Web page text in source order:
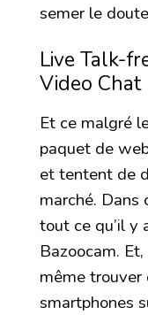
semer le
Live Talk-
Video Chat
Et ce malgré
paquet de
et tentent de
marché. Dans
tout ce qu’il y
Bazoocam.
même trouver
smartphones